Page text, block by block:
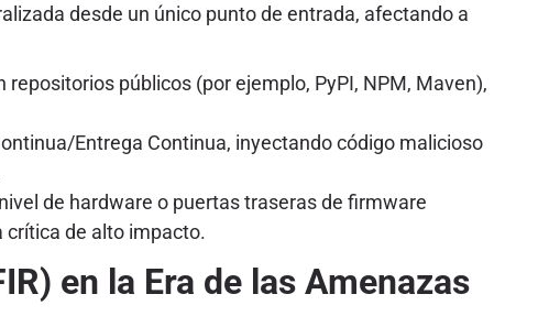
desde un único punto de entrada, afectando a
públicos (por ejemplo, PyPI, NPM, Maven),
Entrega Continua, inyectando código malicioso
de hardware o puertas traseras de firmware
crítica de alto impacto.
en la Era de las Amenazas